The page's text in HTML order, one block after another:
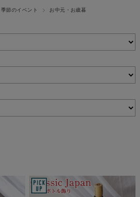
季節のイベント お中元・お歳暮